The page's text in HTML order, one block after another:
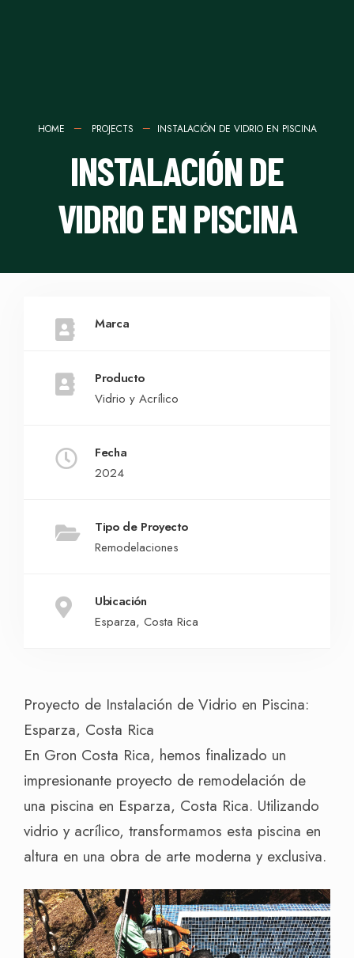
HOME PROJECTS INSTALACIÓN DE VIDRIO EN PISCINA
INSTALACIÓN DE
VIDRIO EN PISCINA
Marca
Producto
Vidrio y Acrílico
Fecha
2024
Tipo de Proyecto
Remodelaciones
Ubicación
Esparza, Costa Rica
Proyecto de Instalación de Vidrio en Piscina:
Esparza, Costa Rica
En Gron Costa Rica, hemos finalizado un
impresionante proyecto de remodelación de
una piscina en Esparza, Costa Rica. Utilizando
vidrio y acrílico, transformamos esta piscina en
altura en una obra de arte moderna y exclusiva.